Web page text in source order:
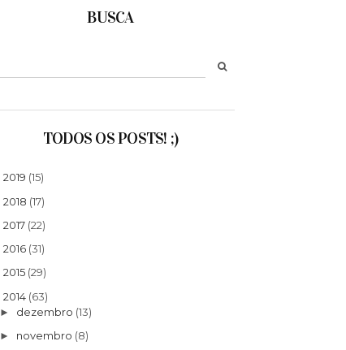
BUSCA
TODOS OS POSTS! ;)
2019 (15)
2018 (17)
2017 (22)
2016 (31)
2015 (29)
2014 (63)
► dezembro (13)
► novembro (8)